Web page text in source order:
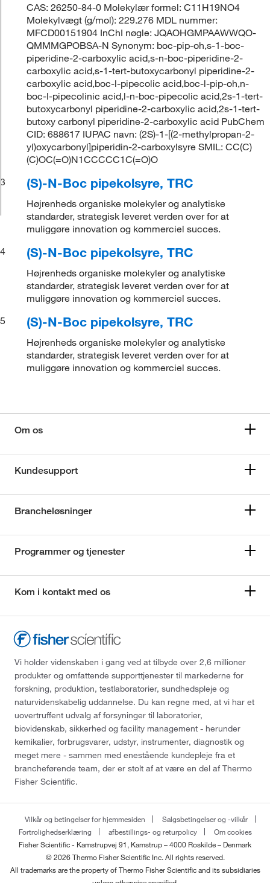
CAS: 26250-84-0 Molekylær formel: C11H19NO4
Molekylvægt (g/mol): 229.276 MDL nummer:
MFCD00151904 InChI nøgle: JQAOHGMPAAWWQO-
QMMMGPOBSA-N Synonym: boc-pip-oh,s-1-boc-
piperidine-2-carboxylic acid,s-n-boc-piperidine-2-
carboxylic acid,s-1-tert-butoxycarbonyl piperidine-2-
carboxylic acid,boc-l-pipecolic acid,boc-l-pip-oh,n-
boc-l-pipecolinic acid,l-n-boc-pipecolic acid,2s-1-tert-
butoxycarbonyl piperidine-2-carboxylic acid,2s-1-tert-
butoxy carbonyl piperidine-2-carboxylic acid PubChem
CID: 688617 IUPAC navn: (2S)-1-[(2-methylpropan-2-
yl)oxycarbonyl]piperidin-2-carboxylsyre SMIL: CC(C)
(C)OC(=O)N1CCCCC1C(=O)O
3
(S)-N-Boc pipekolsyre, TRC
Højrenheds organiske molekyler og analytiske
standarder, strategisk leveret verden over for at
muliggøre innovation og kommerciel succes.
4
(S)-N-Boc pipekolsyre, TRC
Højrenheds organiske molekyler og analytiske
standarder, strategisk leveret verden over for at
muliggøre innovation og kommerciel succes.
5
(S)-N-Boc pipekolsyre, TRC
Højrenheds organiske molekyler og analytiske
standarder, strategisk leveret verden over for at
muliggøre innovation og kommerciel succes.
Om os
Kundesupport
Brancheløsninger
Programmer og tjenester
Kom i kontakt med os
Vi holder videnskaben i gang ved at tilbyde over 2,6 millioner
produkter og omfattende supporttjenester til markederne for
forskning, produktion, testlaboratorier, sundhedspleje og
naturvidenskabelig uddannelse. Du kan regne med, at vi har et
uovertruffent udvalg af forsyninger til laboratorier,
biovidenskab, sikkerhed og facility management - herunder
kemikalier, forbrugsvarer, udstyr, instrumenter, diagnostik og
meget mere - sammen med enestående kundepleje fra et
brancheførende team, der er stolt af at være en del af Thermo
Fisher Scientific.
Vilkår og betingelser for hjemmesiden
Salgsbetingelser og -vilkår
Fortrolighedserklæring
afbestillings- og returpolicy
Om cookies
Fisher Scientific - Kamstrupvej 91, Kamstrup – 4000 Roskilde – Denmark
© 2026 Thermo Fisher Scientific Inc. All rights reserved.
All trademarks are the property of Thermo Fisher Scientific and its subsidiaries